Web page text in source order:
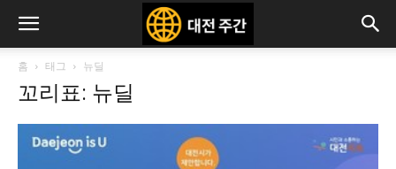
홈 태그 뉴딜
꼬리표: 뉴딜